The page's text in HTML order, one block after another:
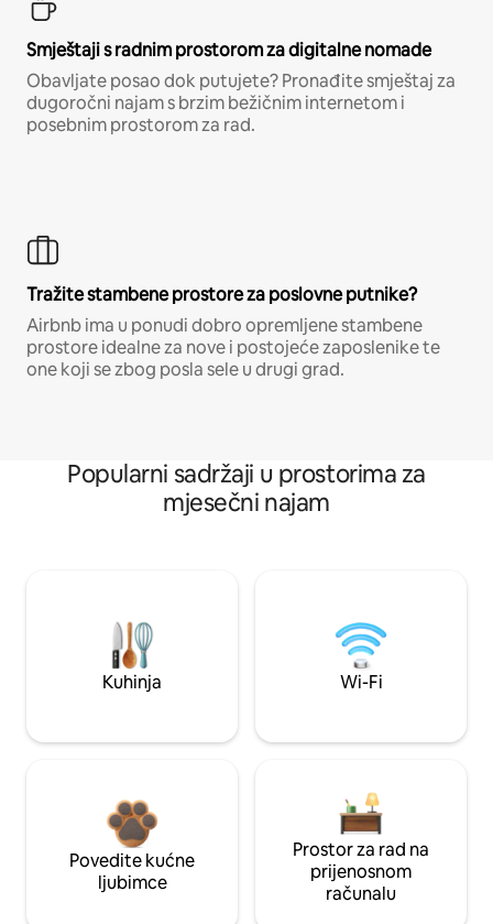
Smještaji s radnim prostorom za digitalne nomade
Obavljate posao dok putujete? Pronađite smještaj za
dugoročni najam s brzim bežičnim internetom i
posebnim prostorom za rad.
Tražite stambene prostore za poslovne putnike?
Airbnb ima u ponudi dobro opremljene stambene
prostore idealne za nove i postojeće zaposlenike te
one koji se zbog posla sele u drugi grad.
Popularni sadržaji u prostorima za
mjesečni najam
Kuhinja Wi-Fi
Povedite kućne
ljubimce
Prostor za rad na
prijenosnom
računalu